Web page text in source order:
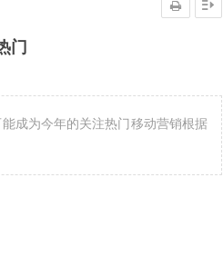
门
成为今年的关注热门移动营销根据